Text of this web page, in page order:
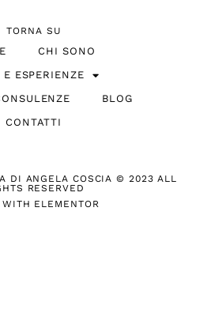
TORNA SU
CHI SONO
E ESPERIENZE
BLOG
CONTATTI
DI ANGELA COSCIA © 2023 ALL
RESERVED
WITH ELEMENTOR